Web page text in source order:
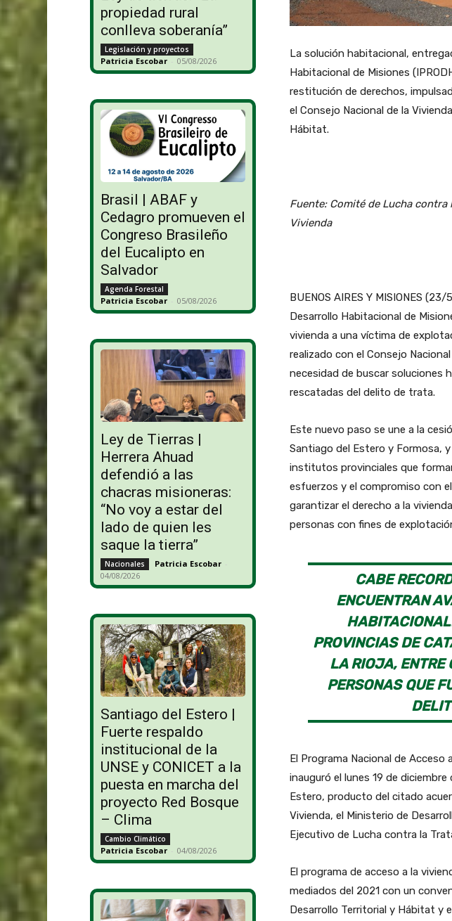
propiedad rural
conlleva soberanía”
Legislación y proyectos
Patricia Escobar - 05/08/2026
Brasil | ABAF y
Cedagro promueven el
Congreso Brasileño
del Eucalipto en
Salvador
Agenda Forestal
Patricia Escobar - 05/08/2026
Ley de Tierras |
Herrera Ahuad
defendió a las
chacras misioneras:
“No voy a estar del
lado de quien les
saque la tierra”
Nacionales Patricia Escobar -
04/08/2026
Santiago del Estero |
Fuerte respaldo
institucional de la
UNSE y CONICET a la
puesta en marcha del
proyecto Red Bosque
– Clima
Cambio Climático
Patricia Escobar - 04/08/2026
La solución habitacional,
Habitacional de Misiones
restitución de derechos,
el Consejo Nacional de la
Hábitat.
Fuente: Comité de Lucha contra
Vivienda
BUENOS AIRES Y MISIONES
Desarrollo Habitacional de
vivienda a una víctima de
realizado con el Consejo
necesidad de buscar soluciones
rescatadas del delito de trata.
Este nuevo paso se une a la
Santiago del Estero y Formosa,
institutos provinciales que
esfuerzos y el compromiso con
garantizar el derecho a la
personas con fines de
CABE
ENCUENTRAN
PROVINCIAS DE
LA RIOJA, ENTRE
PERSONAS QUE
El Programa Nacional de Acceso
inauguró el lunes 19 de
Estero, producto del citado
Vivienda, el Ministerio de
Ejecutivo de Lucha contra la
El programa de acceso a la
mediados del 2021 con un
Desarrollo Territorial y Hábitat y